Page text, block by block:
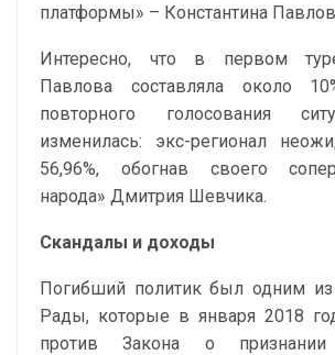
платформы» – Константина
Интересно, что в первом
Павлова составляла около
повторного голосования
изменилась: экс-регионал
56,96%, обогнав своего
народа» Дмитрия Шевчика.
Скандалы и доходы
Погибший политик был одним из
Рады, которые в января 2018
против Закона о признании